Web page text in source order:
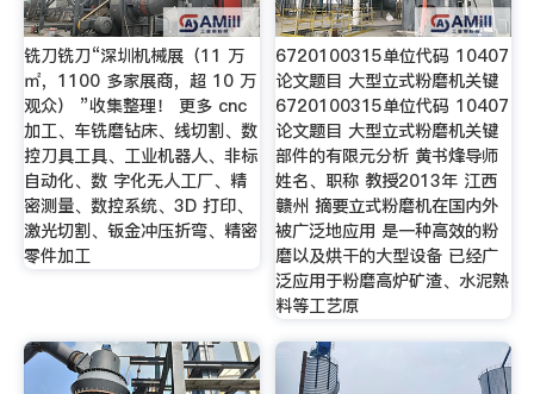
铣刀铣刀“深圳机械展（11 万
㎡，1100 多家展商，超 10 万
观众） ”收集整理！ 更多 cnc
加工、车铣磨钻床、线切割、数
控刀具工具、工业机器人、非标
自动化、数 字化无人工厂、精
密测量、数控系统、3D 打印、
激光切割、钣金冲压折弯、精密
零件加工
6720100315单位代码 10407
论文题目 大型立式粉磨机关键
6720100315单位代码 10407
论文题目 大型立式粉磨机关键
部件的有限元分析 黄书烽导师
姓名、职称 教授2013年 江西
赣州 摘要立式粉磨机在国内外
被广泛地应用 是一种高效的粉
磨以及烘干的大型设备 已经广
泛应用于粉磨高炉矿渣、水泥熟
料等工艺原